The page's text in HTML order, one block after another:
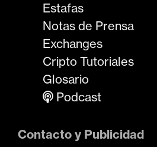
Estafas
Notas de Prensa
Exchanges
Cripto Tutoriales
Glosario
Podcast
Contacto y Publicidad